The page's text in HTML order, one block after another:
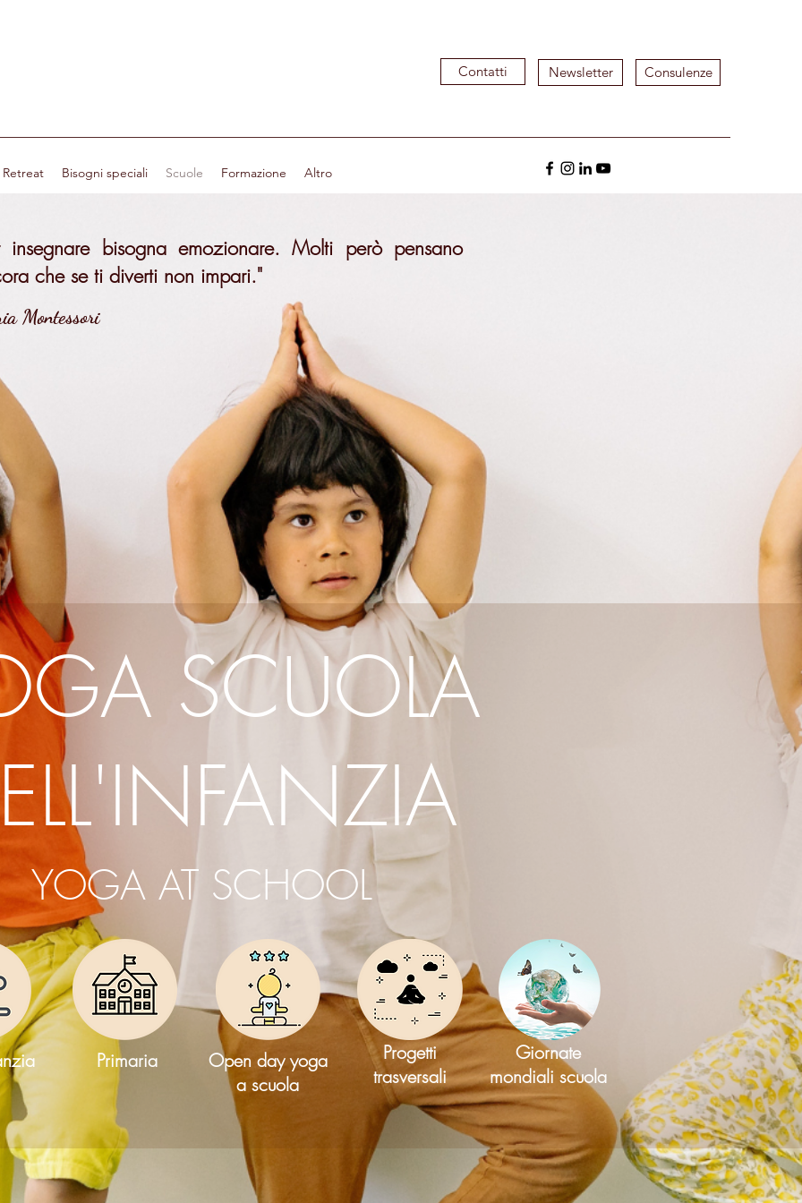
Contatti Newsletter Consulenze
Retreat Bisogni speciali Scuole Formazione Altro
insegnare bisogna emozionare. Molti però pensano
che se ti diverti non impari."
Montessori
SCUOLA
YOGA AT SCHOOL
Primaria Open day yoga
a scuola
Giornate
mondiali scuola
Progetti
trasversali